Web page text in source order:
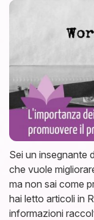
Sei un insegnante
che vuole
ma non sai come
hai letto articoli in
informazioni